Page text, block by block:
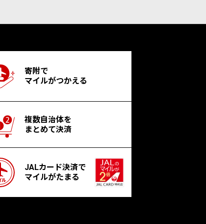
寄附で
マイルがつかえる
複数自治体を
まとめて決済
JALカード決済で
マイルがたまる